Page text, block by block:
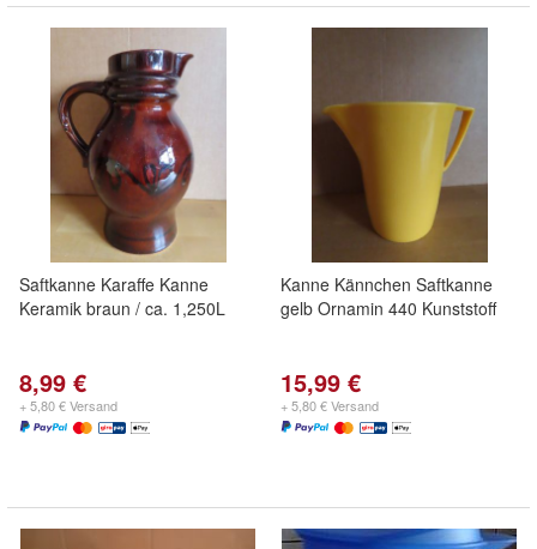
Saftkanne Karaffe Kanne
Keramik braun / ca. 1,250L
8,99 €
+ 5,80 € Versand
Kanne Kännchen Saftkanne
gelb Ornamin 440 Kunststoff
15,99 €
+ 5,80 € Versand